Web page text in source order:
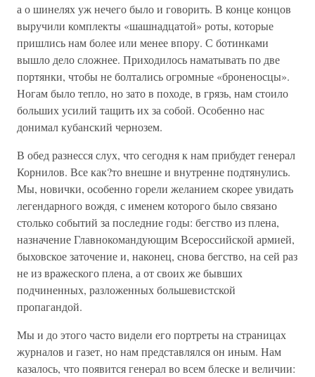
а о шинелях уж нечего было и говорить. В конце концов
выручили комплекты «шашнадцатой» роты, которые
пришлись нам более или менее впору. С ботинками
вышло дело сложнее. Приходилось наматывать по две
портянки, чтобы не болтались огромные «броненосцы».
Ногам было тепло, но зато в походе, в грязь, нам стоило
больших усилий тащить их за собой. Особенно нас
донимал кубанский чернозем.
В обед разнесся слух, что сегодня к нам прибудет генерал
Корнилов. Все как?то внешне и внутренне подтянулись.
Мы, новички, особенно горели желанием скорее увидать
легендарного вождя, с именем которого было связано
столько событий за последние годы: бегство из плена,
назначение Главнокомандующим Всероссийской армией,
быховское заточение и, наконец, снова бегство, на сей раз
не из вражеского плена, а от своих же бывших
подчиненных, разложенных большевистской
пропагандой.
Мы и до этого часто видели его портреты на страницах
журналов и газет, но нам представлялся он иным. Нам
казалось, что появится генерал во всем блеске и величии: